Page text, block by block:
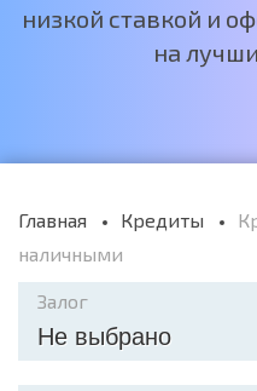
низкой ставкой и
на
Главная Кредиты
наличными
Залог
Не выбрано